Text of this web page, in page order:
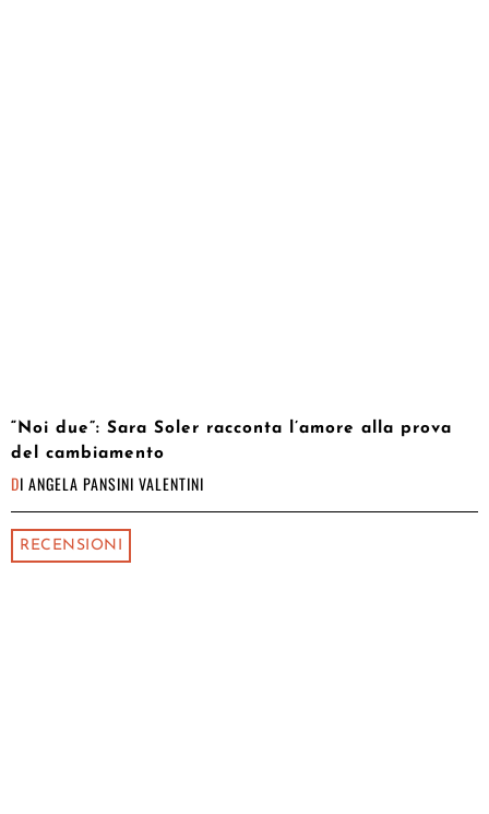
“Noi due”: Sara Soler racconta l’amore alla prova
del cambiamento
DI ANGELA PANSINI VALENTINI
RECENSIONI